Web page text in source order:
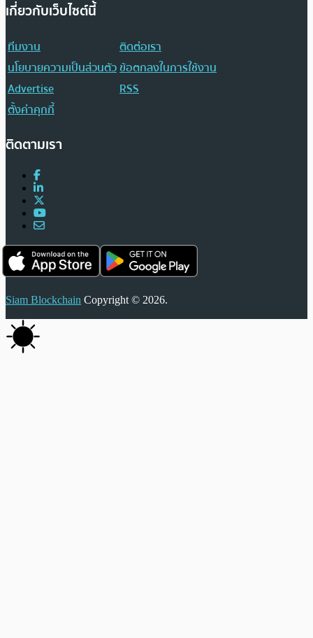
เกี่ยวกับเว็บไซต์นี้
ทีมงาน
ติดต่อเรา
นโยบายความเป็นส่วนตัวข้อตกลงในการใช้งาน
Advertise
RSS
ตั้งค่าคุกกี้
ติดตามเรา
Siam Blockchain Copyright © 2026.